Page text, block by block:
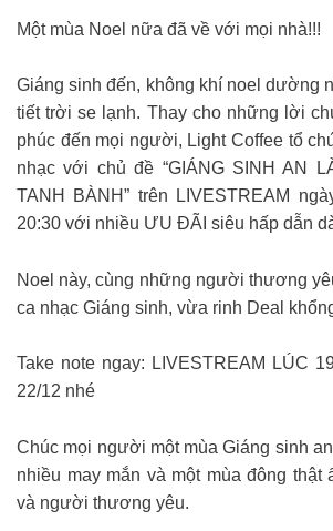
Một mùa Noel nữa đã về với mọi nhà!!!
Giáng sinh đến, không khí noel dường
tiết trời se lạnh. Thay cho những lời
phúc đến mọi người, Light Coffee tổ
nhạc với chủ đề “GIÁNG SINH AN
TANH BÀNH” trên LIVESTREAM
20:30 với nhiều ƯU ĐÃI siêu hấp dẫn
Noel này, cùng những người thương
ca nhạc Giáng sinh, vừa rinh Deal
Take note ngay: LIVESTREAM LÚC
22/12 nhé
️Chúc mọi người một mùa Giáng sinh
nhiều may mắn và một mùa đông thật
và người thương yêu.